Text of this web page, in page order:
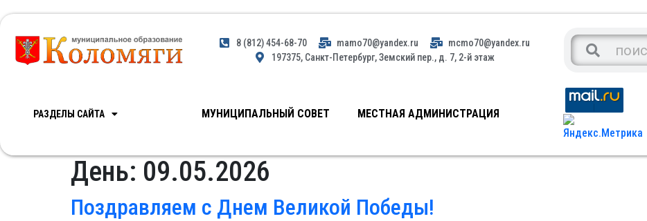
8 (812) 454-68-70 mamo70@yandex.ru
mcmo70@yandex.ru
197375, Санкт-Петербург, Земский пер., д. 7, 2-й этаж
РАЗДЕЛЫ САЙТА МУНИЦИПАЛЬНЫЙ СОВЕТ МЕСТНАЯ АДМИНИСТРАЦИЯ
День: 09.05.2026
Поздравляем с Днем Великой Победы!